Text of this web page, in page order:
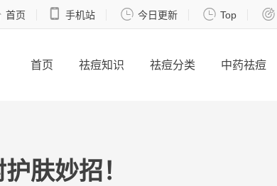
首页  手机站  今日更新  Top 
首页 祛痘知识 祛痘分类 中药祛痘
肤妙招！